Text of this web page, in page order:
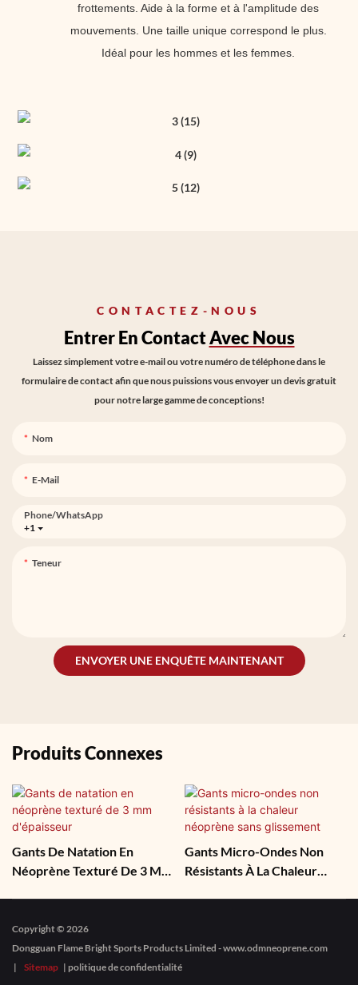
frottements. Aide à la forme et à l'amplitude des
mouvements. Une taille unique correspond le plus.
Idéal pour les hommes et les femmes.
CONTACTEZ-NOUS
Entrer En ContactAvec Nous
Laissez simplement votre e-mail ou votre numéro de téléphone dans le
formulaire de contact afin que nous puissions vous envoyer un devis gratuit
pour notre large gamme de conceptions!
Nom
E-Mail
+1
Phone/whatsApp
Teneur
ENVOYER UNE ENQUÊTE MAINTENANT
Produits Connexes
Gants De Natation En
Néoprène Texturé De 3 Mm
Gants Micro-Ondes Non
Résistants À La Chaleur
Copyright © 2026
|
Sitemap | politique de confidentialité